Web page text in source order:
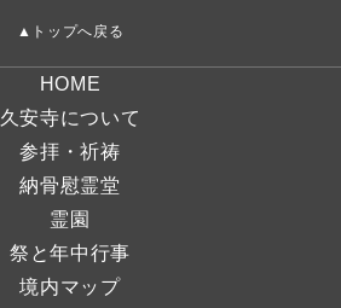
▲トップへ戻る
HOME
久安寺について
参拝・祈祷
納骨慰霊堂
霊園
祭と年中行事
境内マップ